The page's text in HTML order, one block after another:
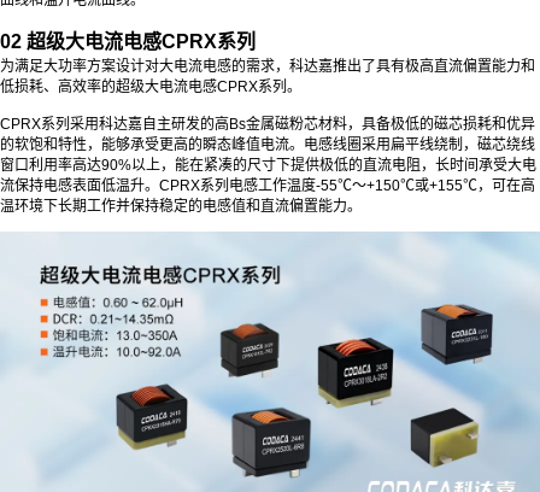
02 超级大电流电感CPRX系列
为满足大功率方案设计对大电流电感的需求，科达嘉推出了具有极高直流偏置能力和
低损耗、高效率的超级大电流电感CPRX系列。
CPRX系列采用科达嘉自主研发的高Bs金属磁粉芯材料，具备极低的磁芯损耗和优异
的软饱和特性，能够承受更高的瞬态峰值电流。电感线圈采用扁平线绕制，磁芯绕线
窗口利用率高达90%以上，能在紧凑的尺寸下提供极低的直流电阻，长时间承受大电
流保持电感表面低温升。CPRX系列电感工作温度-55℃～+150℃或+155℃，可在高
温环境下长期工作并保持稳定的电感值和直流偏置能力。